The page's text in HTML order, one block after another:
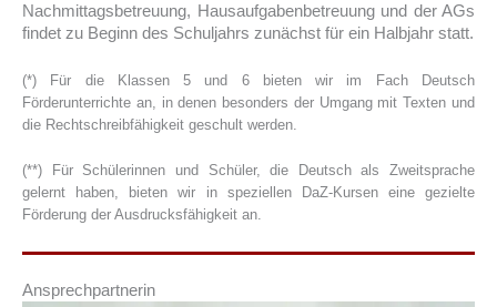
Nachmittagsbetreuung, Hausaufgabenbetreuung und der AGs
findet zu Beginn des Schuljahrs zunächst für ein Halbjahr statt.
(*) Für die Klassen 5 und 6 bieten wir im Fach Deutsch
Förderunterrichte an, in denen besonders der Umgang mit Texten und
die Rechtschreibfähigkeit geschult werden.
(**) Für Schülerinnen und Schüler, die Deutsch als Zweitsprache
gelernt haben, bieten wir in speziellen DaZ-Kursen eine gezielte
Förderung der Ausdrucksfähigkeit an.
Ansprechpartnerin